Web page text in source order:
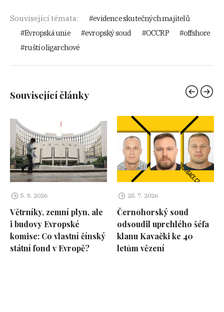
Související témata:
evidence skutečných majitelů
Evropská unie
evropský soud OCCRP
offshore
ruští oligarchové
Související články
5. 8. 2026
Větrníky, zemní plyn, ale
i budovy Evropské
komise: Co vlastní čínský
státní fond v Evropě?
28. 7. 2026
Černohorský soud
odsoudil uprchlého šéfa
klanu Kavački ke 40
letům vězení